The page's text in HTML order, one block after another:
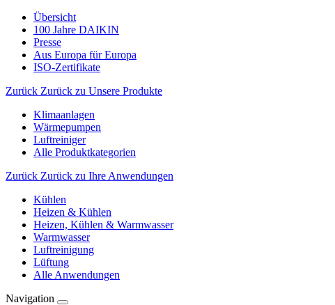
Übersicht
100 Jahre DAIKIN
Presse
Aus Europa für Europa
ISO-Zertifikate
Zurück Zurück zu Unsere Produkte
Klimaanlagen
Wärmepumpen
Luftreiniger
Alle Produktkategorien
Zurück Zurück zu Ihre Anwendungen
Kühlen
Heizen & Kühlen
Heizen, Kühlen & Warmwasser
Warmwasser
Luftreinigung
Lüftung
Alle Anwendungen
Navigation